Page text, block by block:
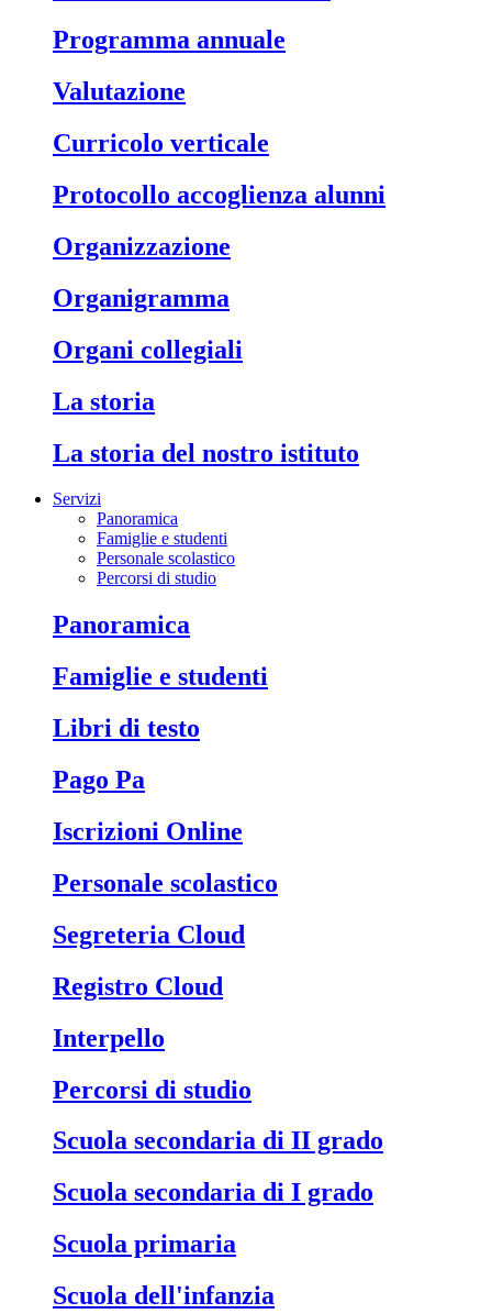
Programma annuale
Valutazione
Curricolo verticale
Protocollo accoglienza alunni
Organizzazione
Organigramma
Organi collegiali
La storia
La storia del nostro istituto
Servizi
Panoramica
Famiglie e studenti
Personale scolastico
Percorsi di studio
Panoramica
Famiglie e studenti
Libri di testo
Pago Pa
Iscrizioni Online
Personale scolastico
Segreteria Cloud
Registro Cloud
Interpello
Percorsi di studio
Scuola secondaria di II grado
Scuola secondaria di I grado
Scuola primaria
Scuola dell'infanzia